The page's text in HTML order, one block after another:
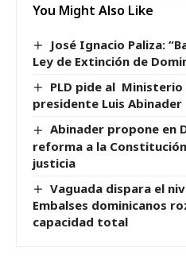
You Might Also Like
José Ignacio Paliza:
Ley de Extinción de
PLD pide al
presidente Luis Abinader
Abinader propone en
reforma a la
justicia
Vaguada dispara el
Embalses dominicanos
capacidad total